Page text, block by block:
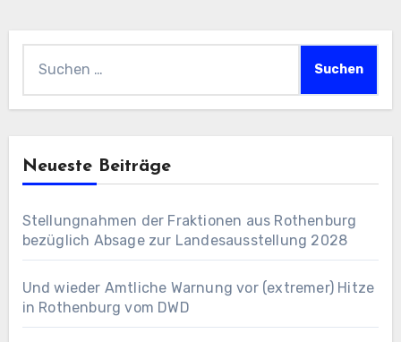
Neueste Beiträge
Stellungnahmen der Fraktionen aus Rothenburg
bezüglich Absage zur Landesausstellung 2028
Und wieder Amtliche Warnung vor (extremer) Hitze
in Rothenburg vom DWD